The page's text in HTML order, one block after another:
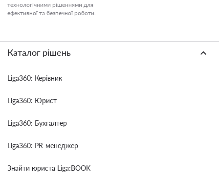
технологічними рішеннями для
ефективної та безпечної роботи.
Каталог рішень
Liga360: Керівник
Liga360: Юрист
Liga360: Бухгалтер
Liga360: PR-менеджер
Знайти юриста Liga:BOOK